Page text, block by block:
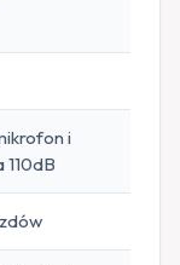
i
110dB